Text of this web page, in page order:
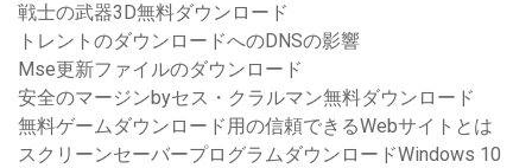
戦士の武器3D無料ダウンロード
トレントのダウンロードへのDNSの影響
Mse更新ファイルのダウンロード
安全のマージンbyセス・クラルマン無料ダウンロード
無料ゲームダウンロード用の信頼できるWebサイトとは
スクリーンセーバープログラムダウンロードWindows 10